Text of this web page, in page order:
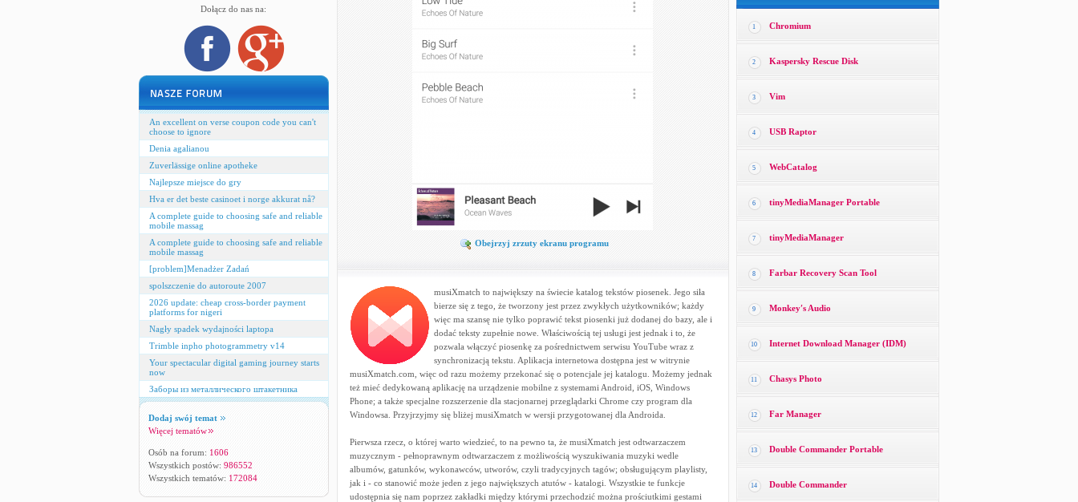
Dołącz do nas na:
An excellent on verse coupon code you can't
choose to ignore
Denia agalianou
Zuverlässige online apotheke
Najlepsze miejsce do gry
Hva er det beste casinoet i norge akkurat nå?
A complete guide to choosing safe and reliable
mobile massag
A complete guide to choosing safe and reliable
mobile massag
[problem]Menadżer Zadań
spolszczenie do autoroute 2007
2026 update: cheap cross‑border payment
platforms for nigeri
Nagły spadek wydajności laptopa
Trimble inpho photogrammetry v14
Your spectacular digital gaming journey starts
now
Заборы из металлического штакетника
Dodaj swój temat
Więcej tematów
Osób na forum: 1606
Wszystkich postów: 986552
Wszystkich tematów: 172084
Obejrzyj zrzuty ekranu programu
musiXmatch to największy na świecie katalog tekstów piosenek. Jego siła
bierze się z tego, że tworzony jest przez zwykłych użytkowników; każdy
więc ma szansę nie tylko poprawić tekst piosenki już dodanej do bazy, ale i
dodać teksty zupełnie nowe. Właściwością tej usługi jest jednak i to, że
pozwala włączyć piosenkę za pośrednictwem serwisu YouTube wraz z
synchronizacją tekstu. Aplikacja internetowa dostępna jest w witrynie
musiXmatch.com, więc od razu możemy przekonać się o potencjale jej katalogu. Możemy jednak
też mieć dedykowaną aplikację na urządzenie mobilne z systemami Android, iOS, Windows
Phone; a także specjalne rozszerzenie dla stacjonarnej przeglądarki Chrome czy program dla
Windowsa. Przyjrzyjmy się bliżej musiXmatch w wersji przygotowanej dla Androida.
Pierwsza rzecz, o której warto wiedzieć, to na pewno ta, że musiXmatch jest odtwarzaczem
muzycznym - pełnoprawnym odtwarzaczem z możliwością wyszukiwania muzyki wedle
albumów, gatunków, wykonawców, utworów, czyli tradycyjnych tagów; obsługującym playlisty,
jak i - co stanowić może jeden z jego największych atutów - katalogi. Wszystkie te funkcje
udostępnia się nam poprzez zakładki między którymi przechodzić można prościutkimi gestami
1 Chromium
2 Kaspersky Rescue Disk
3 Vim
4 USB Raptor
5 WebCatalog
6 tinyMediaManager Portable
7 tinyMediaManager
8 Farbar Recovery Scan Tool
9 Monkey′s Audio
10 Internet Download Manager (IDM)
11 Chasys Photo
12 Far Manager
13 Double Commander Portable
14 Double Commander